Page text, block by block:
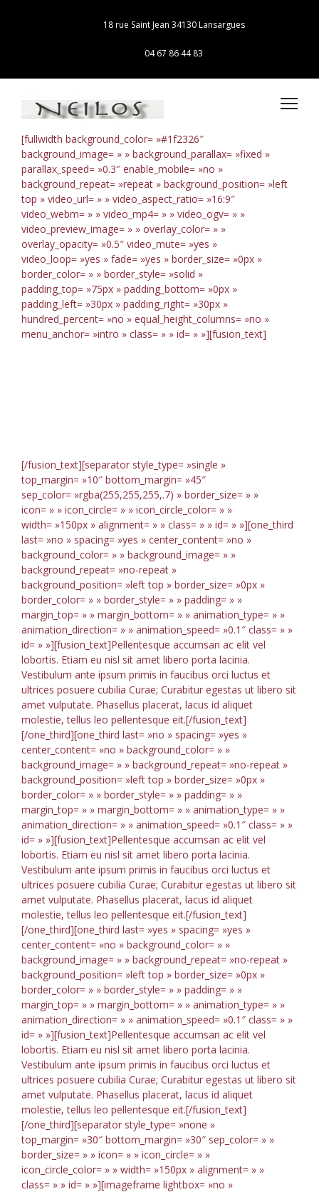
18 rue Saint Jean 34130 Lansargues
04 67 86 44 83
[fullwidth background_color= »#1f2326″
background_image= » » background_parallax= »fixed »
parallax_speed= »0.3″ enable_mobile= »no »
background_repeat= »repeat » background_position= »left
top » video_url= » » video_aspect_ratio= »16:9″
video_webm= » » video_mp4= » » video_ogv= » »
video_preview_image= » » overlay_color= » »
overlay_opacity= »0.5″ video_mute= »yes »
video_loop= »yes » fade= »yes » border_size= »0px »
border_color= » » border_style= »solid »
padding_top= »75px » padding_bottom= »0px »
padding_left= »30px » padding_right= »30px »
hundred_percent= »no » equal_height_columns= »no »
menu_anchor= »intro » class= » » id= » »][fusion_text]
[/fusion_text][separator style_type= »single »
top_margin= »10″ bottom_margin= »45″
sep_color= »rgba(255,255,255,.7) » border_size= » »
icon= » » icon_circle= » » icon_circle_color= » »
width= »150px » alignment= » » class= » » id= » »][one_third
last= »no » spacing= »yes » center_content= »no »
background_color= » » background_image= » »
background_repeat= »no-repeat »
background_position= »left top » border_size= »0px »
border_color= » » border_style= » » padding= » »
margin_top= » » margin_bottom= » » animation_type= » »
animation_direction= » » animation_speed= »0.1″ class= » »
id= » »][fusion_text]Pellentesque accumsan ac elit vel
lobortis. Etiam eu nisl sit amet libero porta lacinia.
Vestibulum ante ipsum primis in faucibus orci luctus et
ultrices posuere cubilia Curae; Curabitur egestas ut libero sit
amet vulputate. Phasellus placerat, lacus id aliquet
molestie, tellus leo pellentesque eit.[/fusion_text]
[/one_third][one_third last= »no » spacing= »yes »
center_content= »no » background_color= » »
background_image= » » background_repeat= »no-repeat »
background_position= »left top » border_size= »0px »
border_color= » » border_style= » » padding= » »
margin_top= » » margin_bottom= » » animation_type= » »
animation_direction= » » animation_speed= »0.1″ class= » »
id= » »][fusion_text]Pellentesque accumsan ac elit vel
lobortis. Etiam eu nisl sit amet libero porta lacinia.
Vestibulum ante ipsum primis in faucibus orci luctus et
ultrices posuere cubilia Curae; Curabitur egestas ut libero sit
amet vulputate. Phasellus placerat, lacus id aliquet
molestie, tellus leo pellentesque eit.[/fusion_text]
[/one_third][one_third last= »yes » spacing= »yes »
center_content= »no » background_color= » »
background_image= » » background_repeat= »no-repeat »
background_position= »left top » border_size= »0px »
border_color= » » border_style= » » padding= » »
margin_top= » » margin_bottom= » » animation_type= » »
animation_direction= » » animation_speed= »0.1″ class= » »
id= » »][fusion_text]Pellentesque accumsan ac elit vel
lobortis. Etiam eu nisl sit amet libero porta lacinia.
Vestibulum ante ipsum primis in faucibus orci luctus et
ultrices posuere cubilia Curae; Curabitur egestas ut libero sit
amet vulputate. Phasellus placerat, lacus id aliquet
molestie, tellus leo pellentesque eit.[/fusion_text]
[/one_third][separator style_type= »none »
top_margin= »30″ bottom_margin= »30″ sep_color= » »
border_size= » » icon= » » icon_circle= » »
icon_circle_color= » » width= »150px » alignment= » »
class= » » id= » »][imageframe lightbox= »no »